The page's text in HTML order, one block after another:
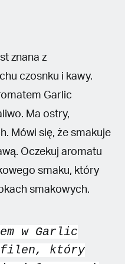
znana z
czosnku i kawy.
Garlic
Ma ostry,
Mówi się, że smakuje
Oczekuj aromatu
smaku, który
smakowych.
w Garlic
który